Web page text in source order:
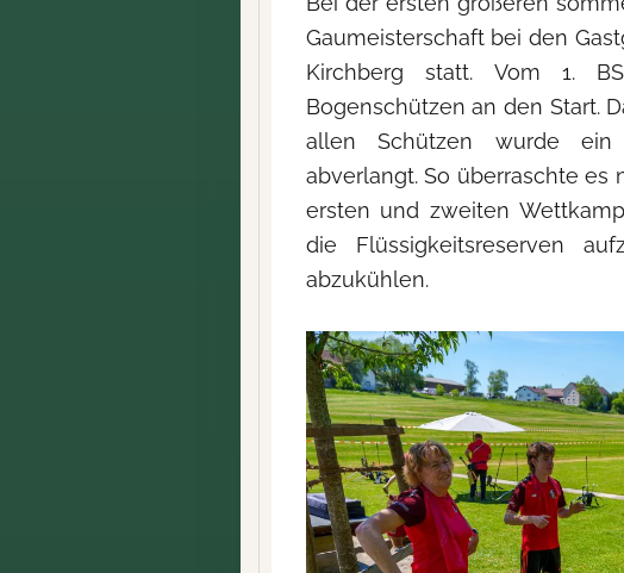
Gaumeisterschaft bei den
Kirchberg statt. Vom 1.
Bogenschützen an den Start.
allen Schützen wurde ein
abverlangt. So überraschte es
ersten und zweiten
die Flüssigkeitsreserven
abzukühlen.